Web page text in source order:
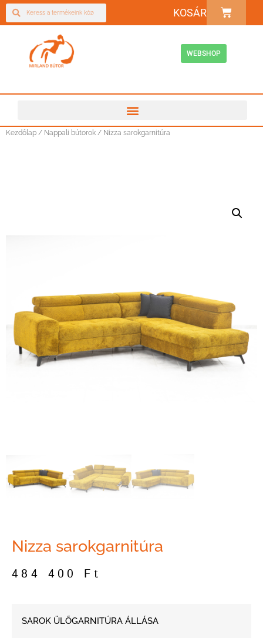
KOSÁR
WEBSHOP
Kezdőlap / Nappali bútorok / Nizza sarokgarnitúra
Nizza sarokgarnitúra
484 400 Ft
SAROK ÜLŐGARNITÚRA ÁLLÁSA